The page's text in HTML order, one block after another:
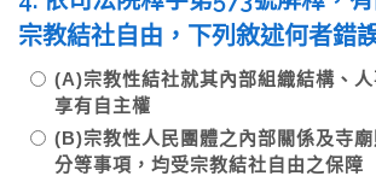
宗教結社自由，下列敘述何者錯
(A)宗教性結社就其內部組織結構、
享有自主權
(B)宗教性人民團體之內部關係及寺
分等事項，均受宗教結社自由之保障